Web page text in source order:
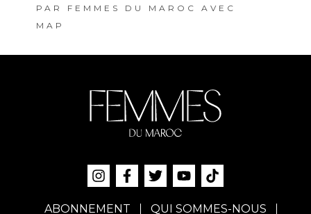
PAR FEMMES DU MAROC AVEC
MAP
ABONNEMENT QUI SOMMES-NOUS